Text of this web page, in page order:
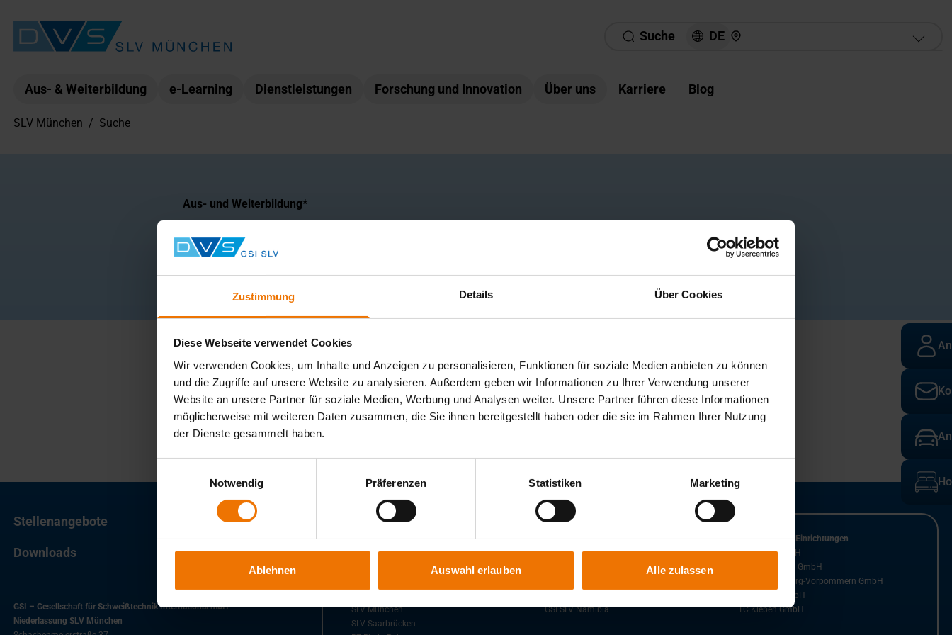
Zustimmung Details Über Cookies
Diese Webseite verwendet Cookies
Wir verwenden Cookies, um Inhalte und Anzeigen zu personalisieren, Funktionen für soziale Medien anbieten zu können
und die Zugriffe auf unsere Website zu analysieren. Außerdem geben wir Informationen zu Ihrer Verwendung unserer
Website an unsere Partner für soziale Medien, Werbung und Analysen weiter. Unsere Partner führen diese Informationen
möglicherweise mit weiteren Daten zusammen, die Sie ihnen bereitgestellt haben oder die sie im Rahmen Ihrer Nutzung
der Dienste gesammelt haben.
Notwendig
Präferenzen Statistiken Marketing
Ablehnen Auswahl erlauben Alle zulassen
Suche DE Hier finden Sie uns
Aus- & Weiterbildung e-Learning Dienstleistungen Forschung und Innovation Über uns Karriere Blog
SLV München / Suche
Aus- und Weiterbildung
Suchbegriff
Geben Sie Ihren Suchbegriff ein.
Stellenangebote
Downloads
GSI – Gesellschaft für Schweißtechnik International mbH
Niederlassung SLV München
Niederlassungen der GSI
SLV Berlin-Brandenburg
SLV München
SLV Saarbrücken
Auslandsgesellschaften der GSI GmbH
GSI SLV Kunshan
GSI SLV Namibia
Kooperierende Einrichtungen
SLV Halle GmbH
SLV Mannheim GmbH
SLV Mecklenburg-Vorpommern GmbH
SLV Nord gGmbH
TC Kleben GmbH